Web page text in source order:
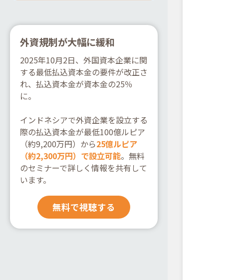
外資規制が大幅に緩和
2025年10月2日、外国資本企業に関
する最低払込資本金の要件が改正さ
れ、払込資本金が資本金の25％
に。
インドネシアで外資企業を設立する
際の払込資本金が最低100億ルピア
（約9,200万円）から25億ルピア
（約2,300万円）で設立可能。無料
のセミナーで詳しく情報を共有して
います。
無料で視聴する